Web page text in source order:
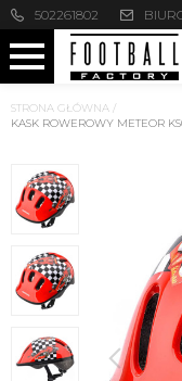
502261802
STRONA GŁÓWNA /
KASK ROWEROWY METEOR